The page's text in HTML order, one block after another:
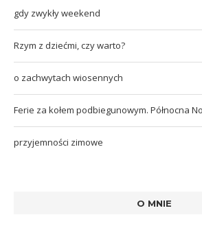
gdy zwykły weekend
Rzym z dziećmi, czy warto?
o zachwytach wiosennych
Ferie za kołem podbiegunowym. Północna
przyjemności zimowe
O MNIE